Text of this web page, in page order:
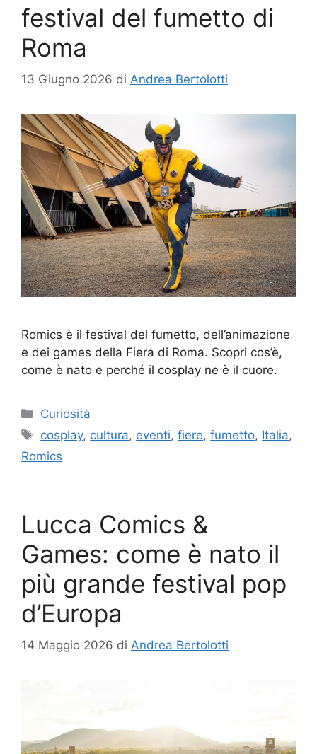
festival del fumetto di
Roma
13 Giugno 2026 di Andrea Bertolotti
Romics è il festival del fumetto, dell’animazione
e dei games della Fiera di Roma. Scopri cos’è,
come è nato e perché il cosplay ne è il cuore.
Categorie
Curiosità
Tag
cosplay, cultura, eventi,fiere,fumetto, Italia,
Romics
Lucca Comics &
Games: come è nato il
più grande festival pop
d’Europa
14 Maggio 2026 di Andrea Bertolotti